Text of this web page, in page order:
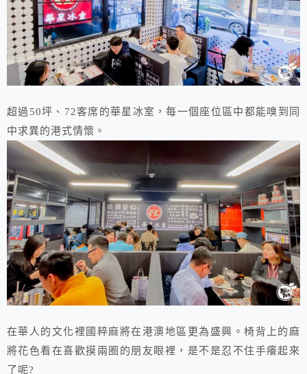
超過50坪、72客席的華星冰室，每一個座位區中都能嗅到同
中求異的港式情懷。
在華人的文化裡國粹麻將在港澳地區更為盛興。椅背上的麻
將花色看在喜歡摸兩圈的朋友眼裡，是不是忍不住手癢起來
了呢?